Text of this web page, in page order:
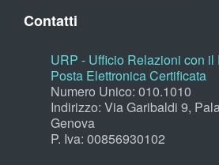
Contatti
URP - Ufficio Relazioni con il
Posta Elettronica Certificata
Numero Unico: 010.1010
Indirizzo: Via Garibaldi 9,
Genova
P. Iva: 00856930102